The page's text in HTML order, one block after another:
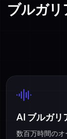
ブルガ
AI ブルガリ
数百万時間の